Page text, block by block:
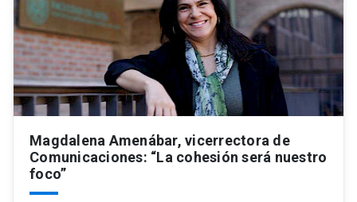
Magdalena Amenábar, vicerrectora de
Comunicaciones: “La cohesión será nuestro
foco”